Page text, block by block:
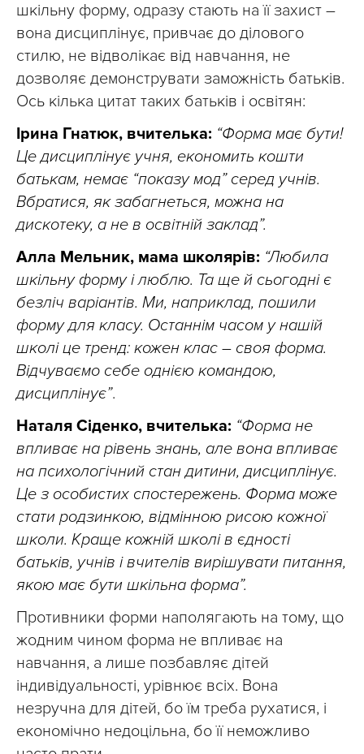
шкільну форму, одразу стають на її захист –
вона дисциплінує, привчає до ділового
стилю, не відволікає від навчання, не
дозволяє демонструвати заможність батьків.
Ось кілька цитат таких батьків і освітян:
Ірина Гнатюк, вчителька: “Форма має бути!
Це дисциплінує учня, економить кошти
батькам, немає “показу мод” серед учнів.
Вбратися, як забагнеться, можна на
дискотеку, а не в освітній заклад”.
Алла Мельник, мама школярів: “Любила
шкільну форму і люблю. Та ще й сьогодні є
безліч варіантів. Ми, наприклад, пошили
форму для класу. Останнім часом у нашій
школі це тренд: кожен клас – своя форма.
Відчуваємо себе однією командою,
дисциплінує”.
Наталя Сіденко, вчителька: “Форма не
впливає на рівень знань, але вона впливає
на психологічний стан дитини, дисциплінує.
Це з особистих спостережень. Форма може
стати родзинкою, відмінною рисою кожної
школи. Краще кожній школі в єдності
батьків, учнів і вчителів вирішувати питання,
якою має бути шкільна форма”.
Противники форми наполягають на тому, що
жодним чином форма не впливає на
навчання, а лише позбавляє дітей
індивідуальності, урівнює всіх. Вона
незручна для дітей, бо їм треба рухатися, і
економічно недоцільна, бо її неможливо